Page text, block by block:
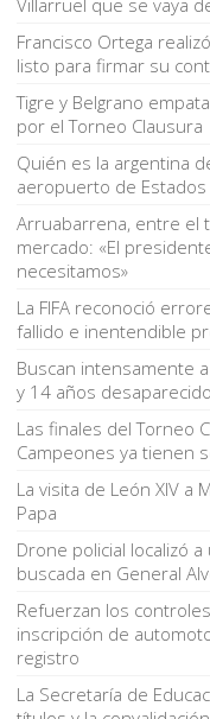
Villarruel que se vaya
Francisco Ortega
listo para firmar su
Tigre y Belgrano
por el Torneo Clausura
Quién es la argentina
aeropuerto de Estados
Arruabarrena, entre el
mercado: «El
necesitamos»
La FIFA reconoció
fallido e inentendible
Buscan intensamente
y 14 años
Las finales del Torneo
Campeones ya tienen
La visita de León XIV a
Papa
Drone policial localizó
buscada en General
Refuerzan los
inscripción de
registro
La Secretaría de